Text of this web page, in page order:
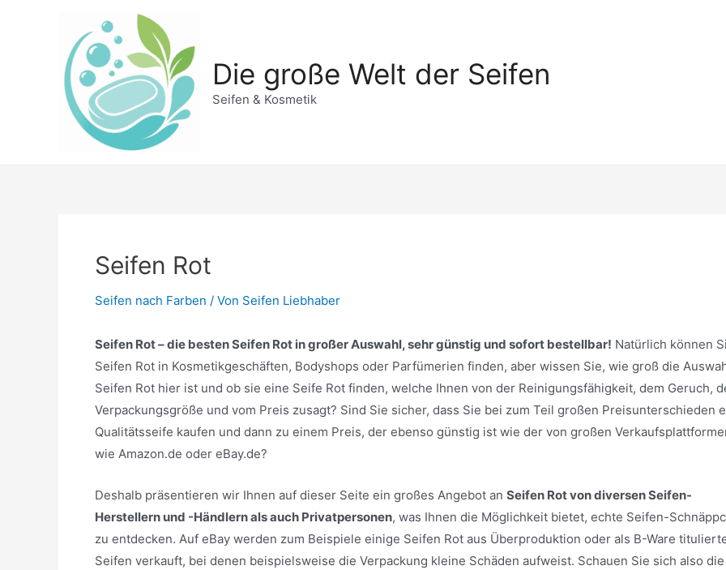
Die große Welt der Seifen
Seifen & Kosmetik
Seifen Rot
Seifen nach Farben / Von Seifen Liebhaber
Seifen Rot – die besten Seifen Rot in großer Auswahl, sehr günstig und sofort bestellbar! Natürlich können
Seifen Rot in Kosmetikgeschäften, Bodyshops oder Parfümerien finden, aber wissen Sie, wie groß die
Seifen Rot hier ist und ob sie eine Seife Rot finden, welche Ihnen von der Reinigungsfähigkeit, dem Geruch,
Verpackungsgröße und vom Preis zusagt? Sind Sie sicher, dass Sie bei zum Teil großen Preisunterschieden
Qualitätsseife kaufen und dann zu einem Preis, der ebenso günstig ist wie der von großen
wie Amazon.de oder eBay.de?
Deshalb präsentieren wir Ihnen auf dieser Seite ein großes Angebot an Seifen Rot von diversen Seifen-
Herstellern und -Händlern als auch Privatpersonen, was Ihnen die Möglichkeit bietet, echte Seifen-
zu entdecken. Auf eBay werden zum Beispiele einige Seifen Rot aus Überproduktion oder als B-Ware
Seifen verkauft, bei denen beispielsweise die Verpackung kleine Schäden aufweist. Schauen Sie sich also die